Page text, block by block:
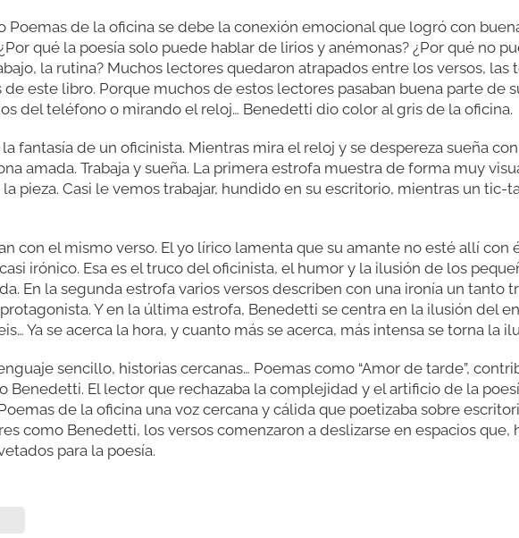
Poemas de la oficina se debe la conexión emocional que logró con
qué la poesía solo puede hablar de lirios y anémonas? ¿Por qué no
la rutina? Muchos lectores quedaron atrapados entre los versos, las
este libro. Porque muchos de estos lectores pasaban buena parte de
del teléfono o mirando el reloj… Benedetti dio color al gris de la oficina.
fantasía de un oficinista. Mientras mira el reloj y se despereza sueña con
amada. Trabaja y sueña. La primera estrofa muestra de forma muy
pieza. Casi le vemos trabajar, hundido en su escritorio, mientras un tic-
con el mismo verso. El yo lírico lamenta que su amante no esté allí con
irónico. Esa es el truco del oficinista, el humor y la ilusión de los
En la segunda estrofa varios versos describen con una ironía un tanto
Y en la última estrofa, Benedetti se centra en la ilusión del
Ya se acerca la hora, y cuanto más se acerca, más intensa se torna la
sencillo, historias cercanas… Poemas como “Amor de tarde”,
Benedetti. El lector que rechazaba la complejidad y el artificio de la
de la oficina una voz cercana y cálida que poetizaba sobre
como Benedetti, los versos comenzaron a deslizarse en espacios que,
para la poesía.